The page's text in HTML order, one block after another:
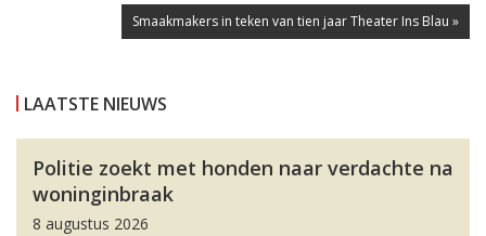
Smaakmakers in teken van tien jaar Theater Ins Blau »
LAATSTE NIEUWS
Politie zoekt met honden naar verdachte na
woninginbraak
8 augustus 2026